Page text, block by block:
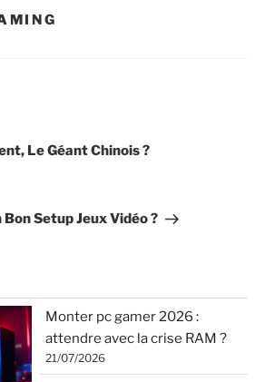
Le Géant Chinois ?
Bon Setup Jeux Vidéo ?
Monter pc gamer 2026 :
attendre avec la crise RAM ?
21/07/2026